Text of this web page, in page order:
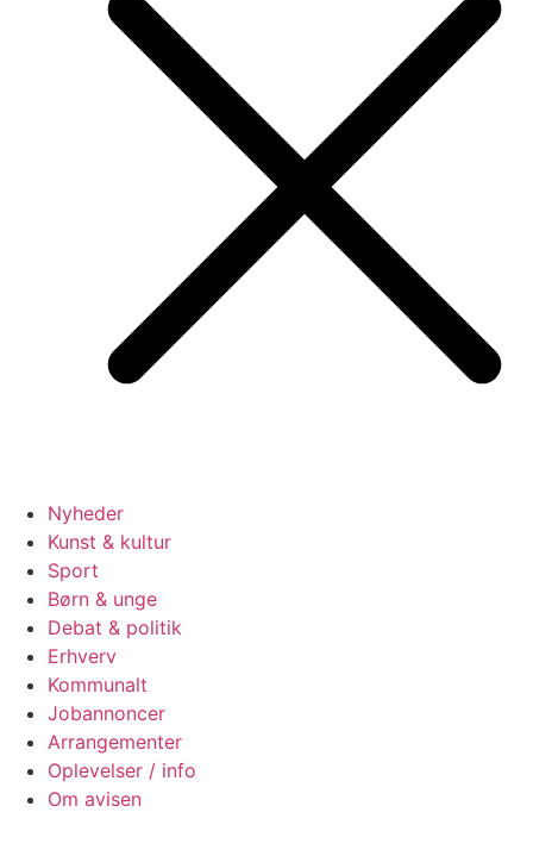
Nyheder
Kunst & kultur
Sport
Børn & unge
Debat & politik
Erhverv
Kommunalt
Jobannoncer
Arrangementer
Oplevelser / info
Om avisen